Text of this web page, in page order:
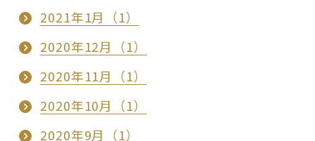
2021年1月（1）
2020年12月（1）
2020年11月（1）
2020年10月（1）
2020年9月（1）